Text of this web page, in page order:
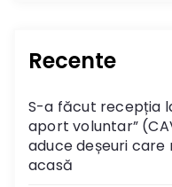
Recente
S-a făcut recepția
aport voluntar”
aduce deșeuri care
acasă